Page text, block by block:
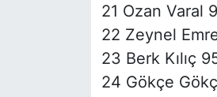
21 Ozan Varal
22 Zeynel
23 Berk Kılıç
24 Gökçe